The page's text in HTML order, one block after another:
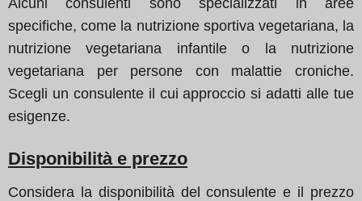
specifiche, come la nutrizione sportiva vegetariana, la
nutrizione vegetariana infantile o la nutrizione
vegetariana per persone con malattie croniche.
Scegli un consulente il cui approccio si adatti alle tue
esigenze.
Disponibilità e prezzo
Considera la disponibilità del consulente e il prezzo